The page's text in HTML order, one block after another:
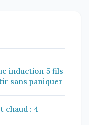
induction 5 fils
sans paniquer
chaud : 4